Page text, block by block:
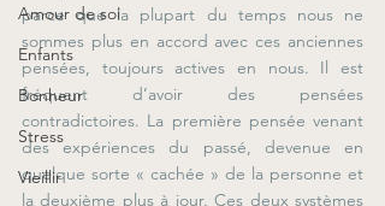
Amour de soi
Enfants
Bonheur
Stress
Vieillir
parce que la plupart du temps nous ne
sommes plus en accord avec ces anciennes
pensées, toujours actives en nous. Il est
fréquent d’avoir des pensées
contradictoires. La première pensée venant
des expériences du passé, devenue en
quelque sorte « cachée » de la personne et
la deuxième plus à jour. Ces deux systèmes